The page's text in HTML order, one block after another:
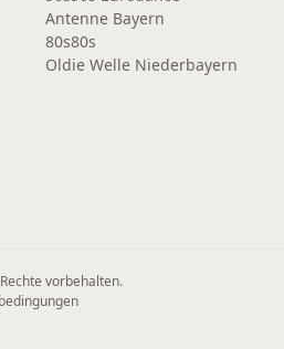
Antenne Bayern
80s80s
Oldie Welle Niederbayern
vorbehalten.